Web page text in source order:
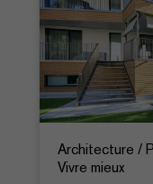
Architecture /
Vivre mieux